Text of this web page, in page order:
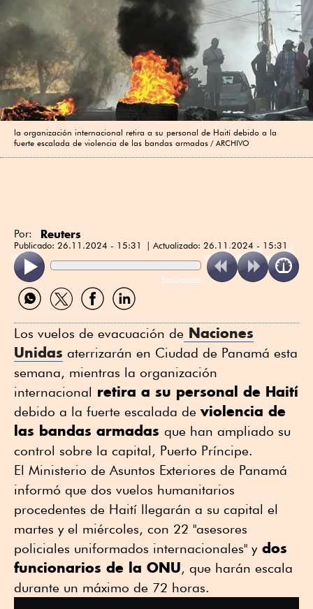
la organización internacional retira a su personal de Haití debido a la
fuerte escalada de violencia de las bandas armadas
ARCHIVO
Por: Reuters
Publicado: 26.11.2024 - 15:31 Actualizado: 26.11.2024 - 15:31
ReadSpeaker
Compartir
por
Compartir
por
Compartir
por
Compartir
por
Los vuelos de evacuación de Naciones
Unidas aterrizarán en Ciudad de Panamá esta
semana, mientras la organización
internacional retira a su personal de Haití
debido a la fuerte escalada de violencia de
las bandas armadas que han ampliado su
control sobre la capital, Puerto Príncipe.
El Ministerio de Asuntos Exteriores de Panamá
informó que dos vuelos humanitarios
procedentes de Haití llegarán a su capital el
martes y el miércoles, con 22 "asesores
policiales uniformados internacionales" ydos
funcionarios de la ONU, que harán escala
durante un máximo de 72 horas.